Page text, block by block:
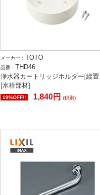
メーカー： TOTO
品番： THD46
浄水器カートリッジホルダー[縦
[水栓部材]
19%OFF!! 1,840円 (税別)